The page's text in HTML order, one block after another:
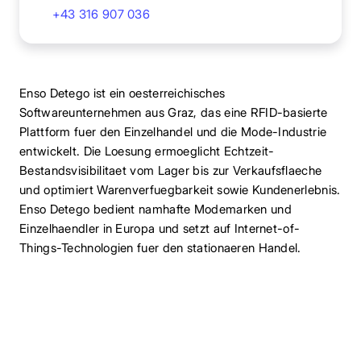
+43 316 907 036
Enso Detego ist ein oesterreichisches
Softwareunternehmen aus Graz, das eine RFID-basierte
Plattform fuer den Einzelhandel und die Mode-Industrie
entwickelt. Die Loesung ermoeglicht Echtzeit-
Bestandsvisibilitaet vom Lager bis zur Verkaufsflaeche
und optimiert Warenverfuegbarkeit sowie Kundenerlebnis.
Enso Detego bedient namhafte Modemarken und
Einzelhaendler in Europa und setzt auf Internet-of-
Things-Technologien fuer den stationaeren Handel.